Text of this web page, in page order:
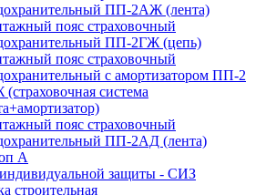
ПП-2АЖ (лента)
пояс страховочный
ПП-2ГЖ (цепь)
пояс страховочный
с амортизатором ПП-2
система
пояс страховочный
ПП-2АД (лента)
А
защиты - СИЗ
строительная